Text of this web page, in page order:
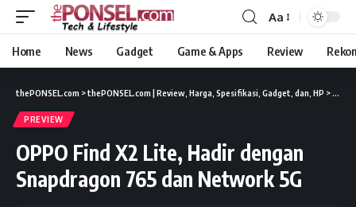
Aa
Home News Gadget Game & Apps Review
thePONSEL.com >thePONSEL.com | Review, Harga, Spesifikasi, Gadget, dan, HP >
PREVIEW
OPPO Find X2 Lite, Hadir dengan
Snapdragon 765 dan Network 5G